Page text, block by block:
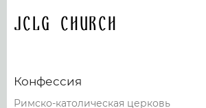
JCLG Church
Конфессия
Римско-католическая церковь